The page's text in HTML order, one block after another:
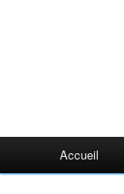
Accueil